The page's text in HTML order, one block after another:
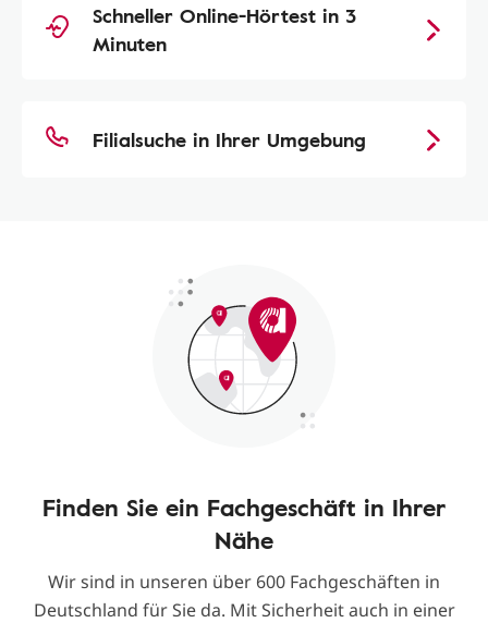
Schneller Online-Hörtest in 3
Minuten
Filialsuche in Ihrer Umgebung
Finden Sie ein Fachgeschäft in Ihrer
Nähe
Wir sind in unseren über 600 Fachgeschäften in
Deutschland für Sie da. Mit Sicherheit auch in einer